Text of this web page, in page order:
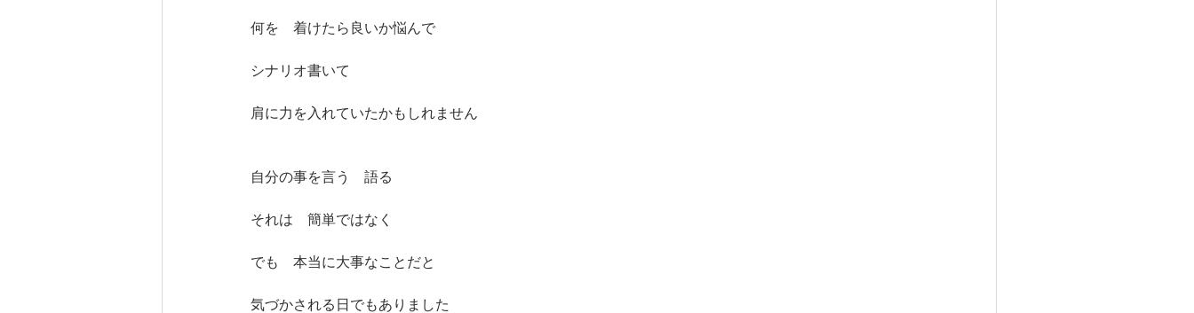
何を　着けたら良いか悩んで
シナリオ書いて
肩に力を入れていたかもしれません
自分の事を言う　語る
それは　簡単ではなく
でも　本当に大事なことだと
気づかされる日でもありました